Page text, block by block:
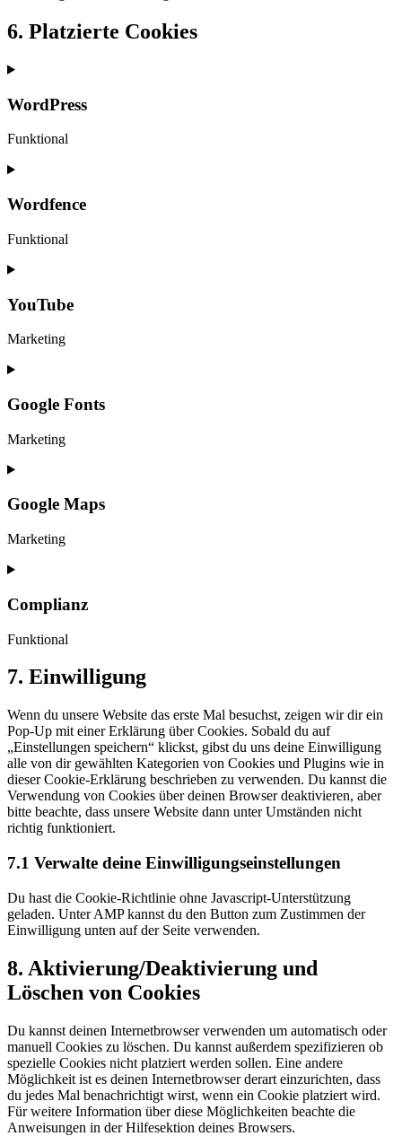
6. Platzierte Cookies
WordPress
Funktional
Consent
service
Wordfence
Funktional
Consent
service
YouTube
Marketing
Consent
service
youtube
Google Fonts
Marketing
Consent
service
google-
fonts
Google Maps
Marketing
Consent
service
google-
maps
Complianz
Funktional
Consent
to
complianz
7. Einwilligung
Wenn du unsere Website das erste Mal besuchst, zeigen wir dir ein
Pop-Up mit einer Erklärung über Cookies. Sobald du auf
„Einstellungen speichern“ klickst, gibst du uns deine Einwilligung
alle von dir gewählten Kategorien von Cookies und Plugins wie in
dieser Cookie-Erklärung beschrieben zu verwenden. Du kannst die
Verwendung von Cookies über deinen Browser deaktivieren, aber
bitte beachte, dass unsere Website dann unter Umständen nicht
richtig funktioniert.
7.1 Verwalte deine Einwilligungseinstellungen
Du hast die Cookie-Richtlinie ohne Javascript-Unterstützung
geladen. Unter AMP kannst du den Button zum Zustimmen der
Einwilligung unten auf der Seite verwenden.
8. Aktivierung/Deaktivierung und
Löschen von Cookies
Du kannst deinen Internetbrowser verwenden um automatisch oder
manuell Cookies zu löschen. Du kannst außerdem spezifizieren ob
spezielle Cookies nicht platziert werden sollen. Eine andere
Möglichkeit ist es deinen Internetbrowser derart einzurichten, dass
du jedes Mal benachrichtigt wirst, wenn ein Cookie platziert wird.
Für weitere Information über diese Möglichkeiten beachte die
Anweisungen in der Hilfesektion deines Browsers.